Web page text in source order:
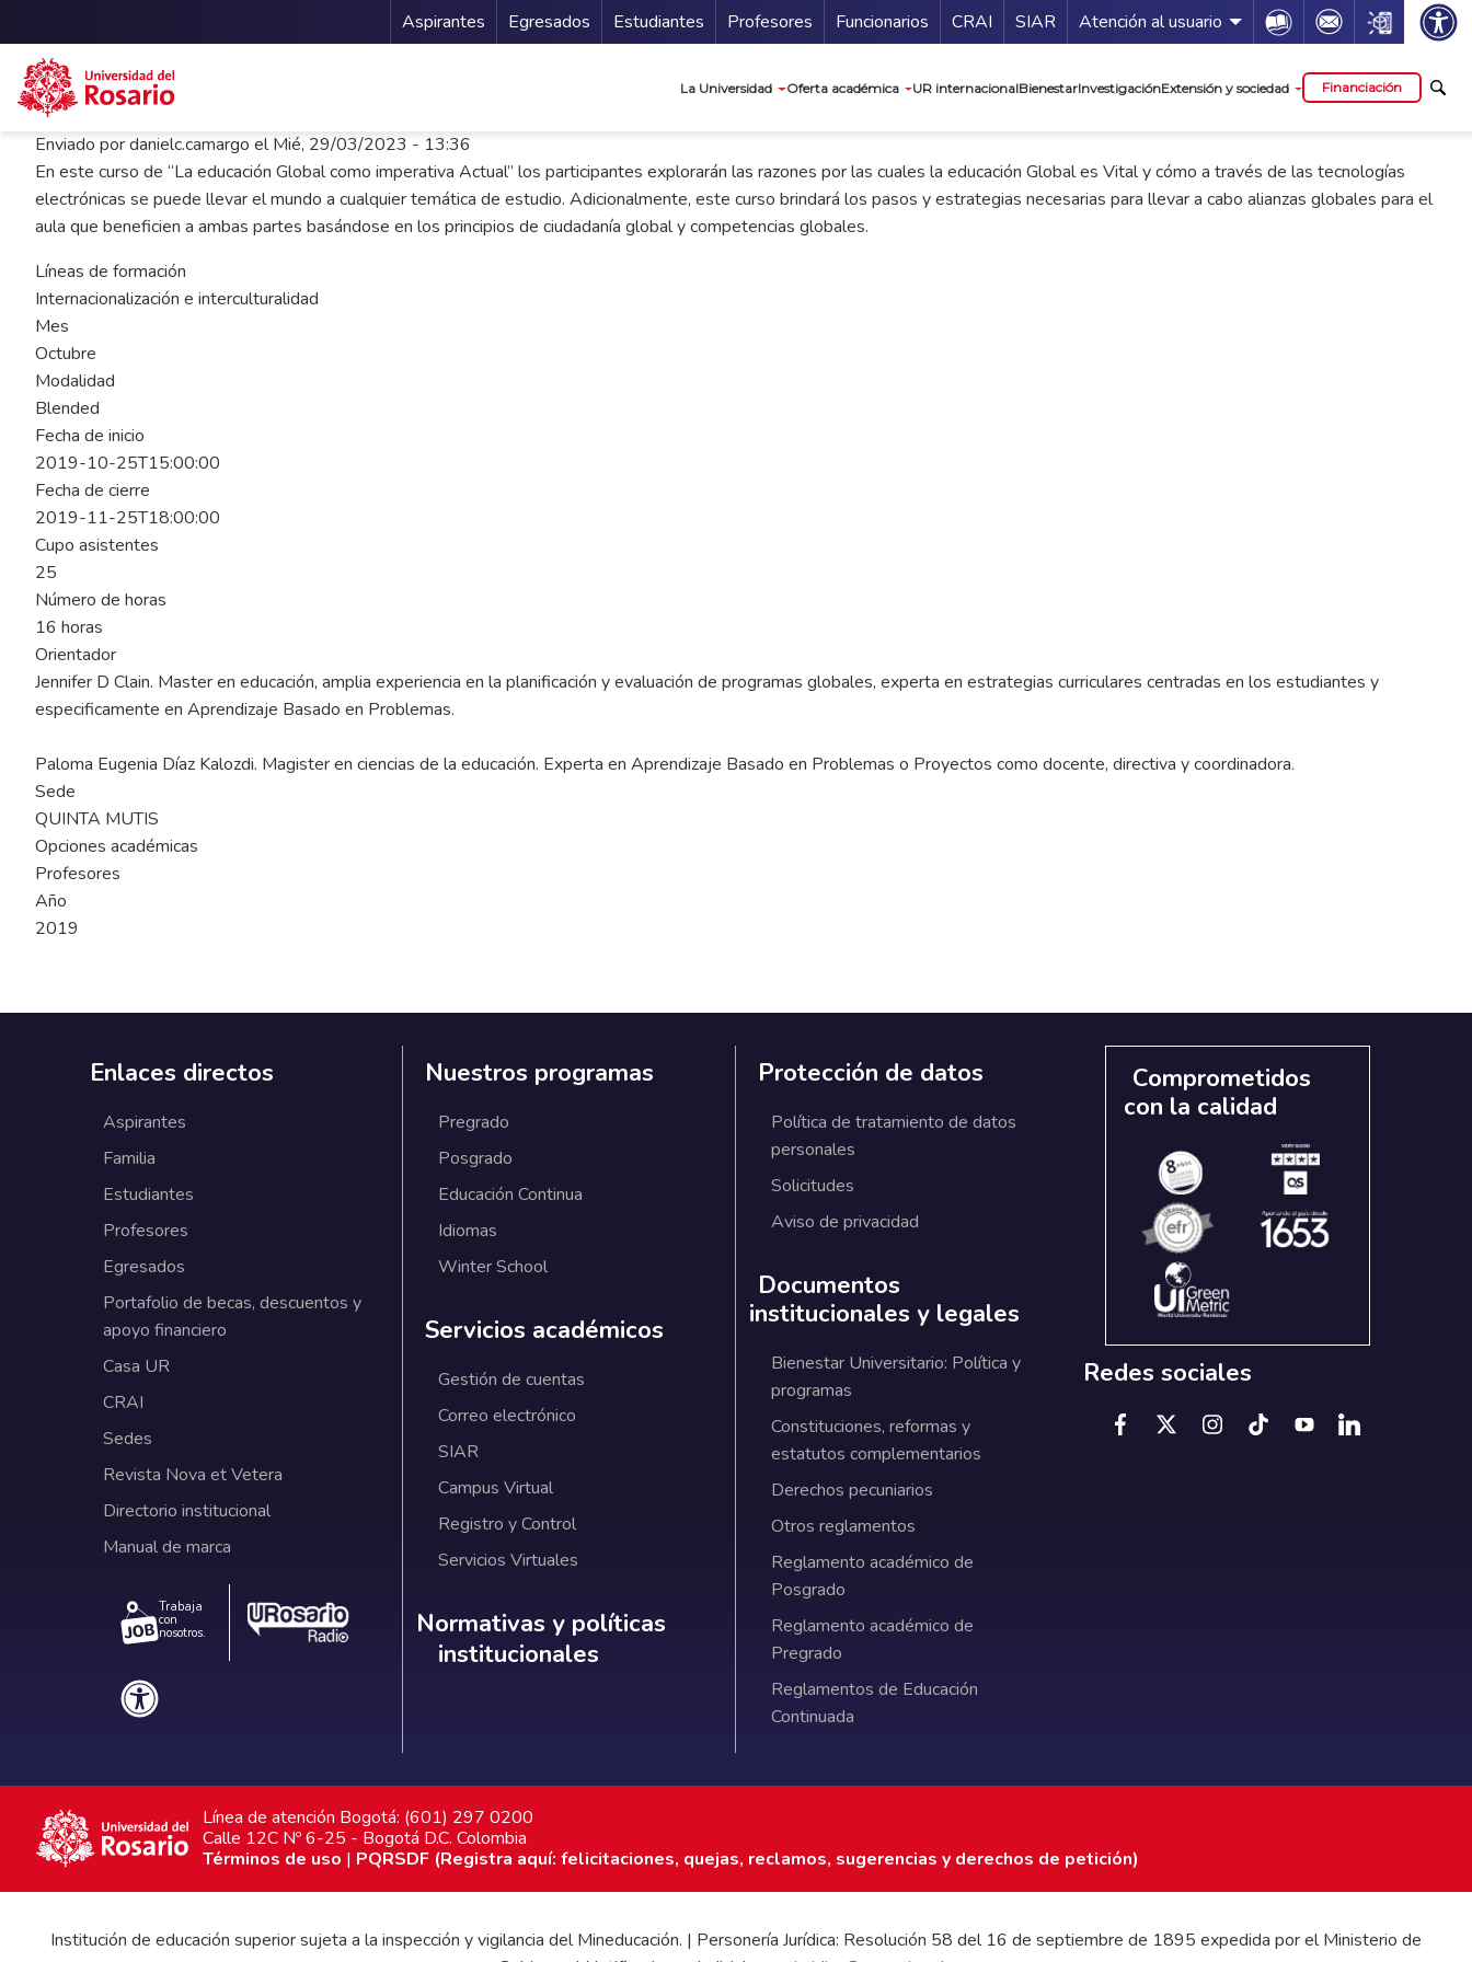
Pasar al contenido principal
Menu Secundario
Aspirantes Egresados Estudiantes Profesores Funcionarios Guía de servicios
CRAI SIAR Atención al usuario Icon Icon Icon
La Universidad Oferta académica UR internacionalBienestarInvestigaciónExtensión y sociedad Financiación
Enviado pordanielc.camargo elMié, 29/03/2023 - 13:36
En este curso de “La educación Global como imperativa Actual” los participantes explorarán las razones por las cuales la educación Global es Vital y cómo a través de las tecnologías
electrónicas se puede llevar el mundo a cualquier temática de estudio. Adicionalmente, este curso brindará los pasos y estrategias necesarias para llevar a cabo alianzas globales para el
aula que beneficien a ambas partes basándose en los principios de ciudadanía global y competencias globales.
Líneas de formación
Internacionalización e interculturalidad
Mes
Octubre
Modalidad
Blended
Fecha de inicio
2019-10-25T15:00:00
Fecha de cierre
2019-11-25T18:00:00
Cupo asistentes
25
Número de horas
16 horas
Orientador
Jennifer D Clain. Master en educación, amplia experiencia en la planificación y evaluación de programas globales, experta en estrategias curriculares centradas en los estudiantes y
especificamente en Aprendizaje Basado en Problemas.
Paloma Eugenia Díaz Kalozdi. Magister en ciencias de la educación. Experta en Aprendizaje Basado en Problemas o Proyectos como docente, directiva y coordinadora.
Sede
QUINTA MUTIS
Opciones académicas
Profesores
Año
2019
Enlaces directos
Aspirantes
Familia
Estudiantes
Profesores
Egresados
Portafolio de becas, descuentos y
apoyo financiero
Casa UR
CRAI
Sedes
Revista Nova et Vetera
Directorio institucional
Manual de marca
Trabaja
con
nosotros.
Nuestros programas
Pregrado
Posgrado
Educación Continua
Idiomas
Winter School
Servicios académicos
Gestión de cuentas
Correo electrónico
SIAR
Campus Virtual
Registro y Control
Servicios Virtuales
Normativas y políticas institucionales
Normativas y políticas
institucionales
Protección de datos
Política de tratamiento de datos
personales
Solicitudes
Aviso de privacidad
Documentos
institucionales y legales
Bienestar Universitario: Política y
programas
Constituciones, reformas y
estatutos complementarios
Derechos pecuniarios
Otros reglamentos
Reglamento académico de
Posgrado
Reglamento académico de
Pregrado
Reglamentos de Educación
Continuada
Comprometidos
con la calidad
Redes sociales
Línea de atención Bogotá: (601) 297 0200
Calle 12C Nº 6-25 - Bogotá D.C. Colombia
Términos de uso | PQRSDF (Registra aquí: felicitaciones, quejas, reclamos, sugerencias y derechos de petición)
Institución de educación superior sujeta a la inspección y vigilancia del Mineducación. | Personería Jurídica: Resolución 58 del 16 de septiembre de 1895 expedida por el Ministerio de